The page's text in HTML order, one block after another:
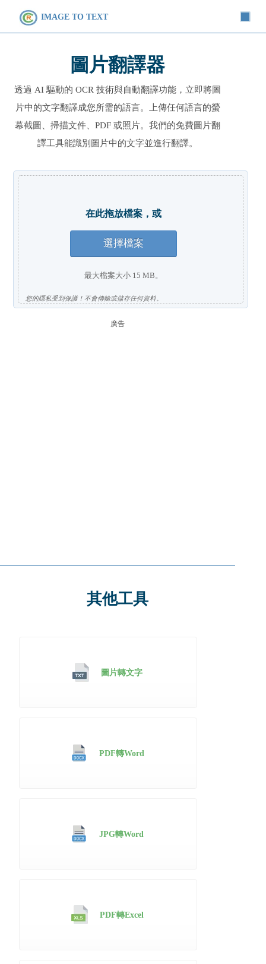
IMAGE TO TEXT
圖片翻譯器
透過 AI 驅動的 OCR 技術與自動翻譯功能，立即將圖
片中的文字翻譯成您所需的語言。上傳任何語言的螢
幕截圖、掃描文件、PDF 或照片。我們的免費圖片翻
譯工具能識別圖片中的文字並進行翻譯。
在此拖放檔案，或
選擇檔案
最大檔案大小 15 MB。
您的隱私受到保護！不會傳輸或儲存任何資料。
廣告
其他工具
圖片轉文字
PDF轉Word
JPG轉Word
PDF轉Excel